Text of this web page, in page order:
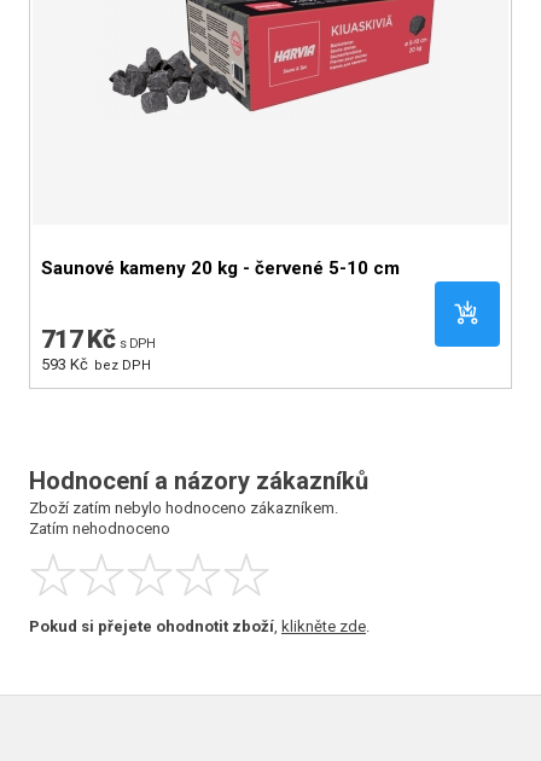
Saunové kameny 20 kg - červené 5-10 cm
717 Kč s DPH
593 Kč bez DPH
Hodnocení a názory zákazníků
Zboží zatím nebylo hodnoceno zákazníkem.
Zatím nehodnoceno
Pokud si přejete ohodnotit zboží, klikněte zde.